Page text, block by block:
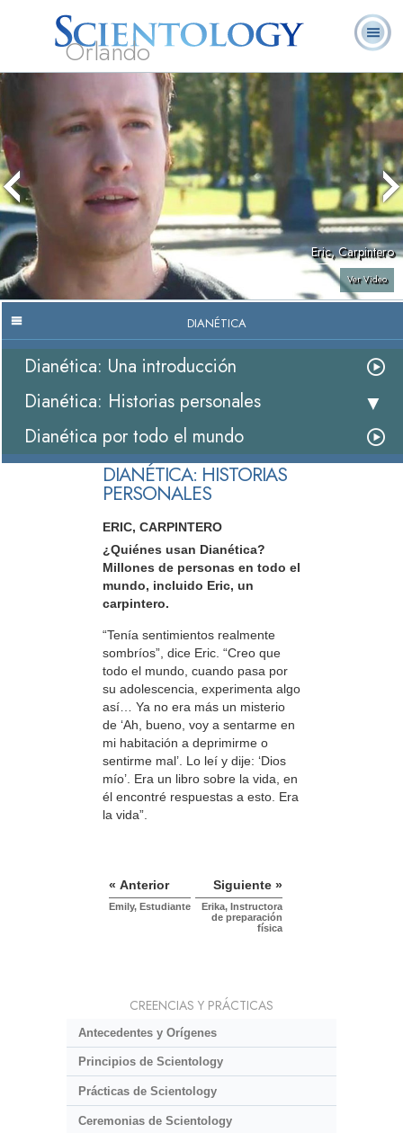
Orlando
¿Qué es
Scientology?
Ministros
Voluntarios
Preguntas
Frecuentes
Libros
Eric, Carpintero
Ver Video
DIANÉTICA
Dianética: Una introducción
Dianética: Historias personales
Dianética por todo el mundo
DIANÉTICA: HISTORIAS
PERSONALES
ERIC, CARPINTERO
¿Quiénes usan Dianética?
Millones de personas en todo el
mundo, incluido Eric, un
carpintero.
“Tenía sentimientos realmente
sombríos”, dice Eric. “Creo que
todo el mundo, cuando pasa por
su adolescencia, experimenta algo
así… Ya no era más un misterio
de ‘Ah, bueno, voy a sentarme en
mi habitación a deprimirme o
sentirme mal’. Lo leí y dije: ‘Dios
mío’. Era un libro sobre la vida, en
él encontré respuestas a esto. Era
la vida”.
« Anterior
Emily, Estudiante
Siguiente »
Erika, Instructora
de preparación
física
CREENCIAS Y PRÁCTICAS
Antecedentes y Orígenes
Principios de Scientology
Prácticas de Scientology
Ceremonias de Scientology